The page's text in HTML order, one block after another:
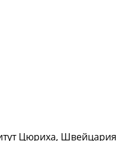
Цюриха, Швeйцария